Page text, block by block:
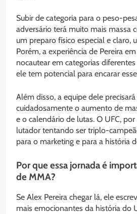
Subir de categoria para o peso-
adversário terá muito mais massa
um preparo físico especial e claro,
Porém, a experiência de Pereira
nocautear em categorias
ele tem potencial para encarar
Além disso, a equipe dele
cuidadosamente o aumento de
e o calendário de lutas. O UFC,
lutador tentando ser triplo-
para o marketing e para a história
Por que essa jornada é
de MMA?
Se Alex Pereira chegar lá, ele
mais emocionantes da história do